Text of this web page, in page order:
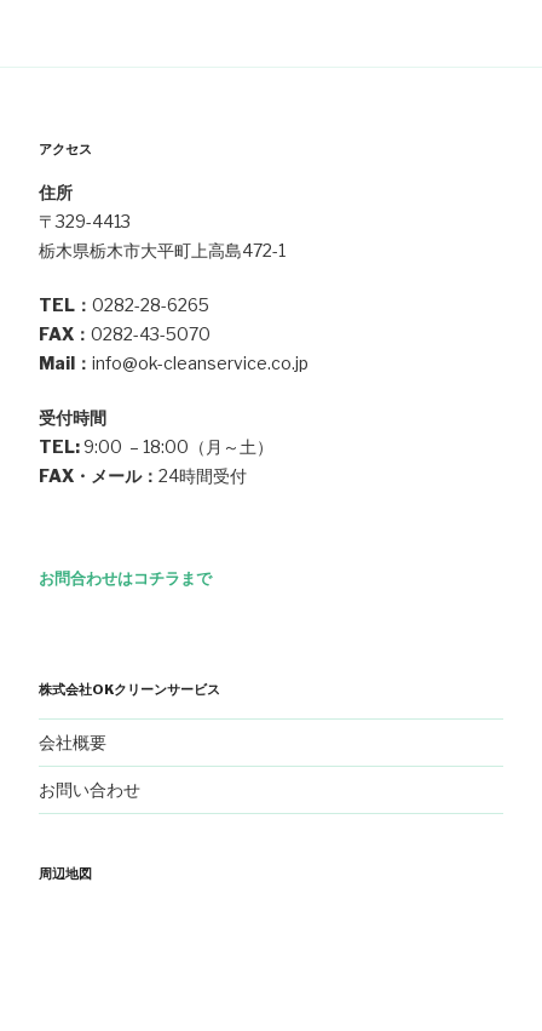
アクセス
住所
〒329-4413
栃木県栃木市大平町上高島472-1
TEL： 0282-28-6265
FAX： 0282-43-5070
Mail： info@ok-cleanservice.co.jp
受付時間
TEL:9:00 – 18:00（月～土）
FAX・メール： 24時間受付
お問合わせはコチラまで
株式会社OKクリーンサービス
会社概要
お問い合わせ
周辺地図